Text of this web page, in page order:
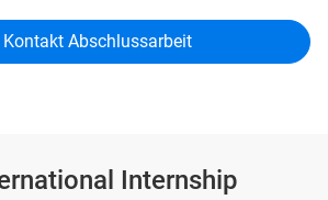
Kontakt Abschlussarbeit
Internship